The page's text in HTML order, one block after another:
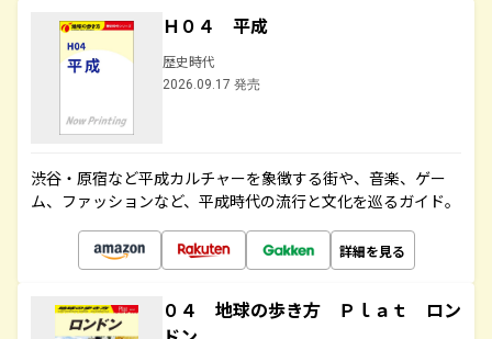
Ｈ０４ 平成
歴史時代
2026.09.17 発売
渋谷・原宿など平成カルチャーを象徴する街や、音楽、ゲー
ム、ファッションなど、平成時代の流行と文化を巡るガイド。
詳細を見る
０４ 地球の歩き方 Ｐｌａｔ ロン